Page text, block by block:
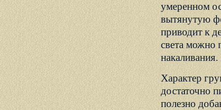
умеренном
вытянутую
приводит к
света можно
Характер
достаточно
полезно